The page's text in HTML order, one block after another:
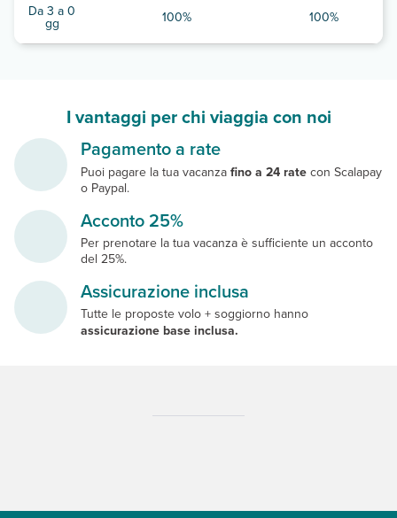
Da 3 a 0
gg 100% 100%
I vantaggi per chi viaggia con noi
Pagamento a rate
Puoi pagare la tua vacanza fino a 24 rate con Scalapay
o Paypal.
Acconto 25%
Per prenotare la tua vacanza è sufficiente un acconto
del 25%.
Assicurazione inclusa
Tutte le proposte volo + soggiorno hanno
assicurazione base inclusa.